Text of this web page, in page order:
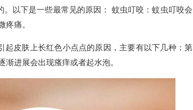
以下是一些最常见的原因： 蚊虫叮咬：蚊虫叮咬会
疼痛。
皮肤上长红色小点点的原因，主要有以下几种：第
进展会出现瘙痒或者起水泡。